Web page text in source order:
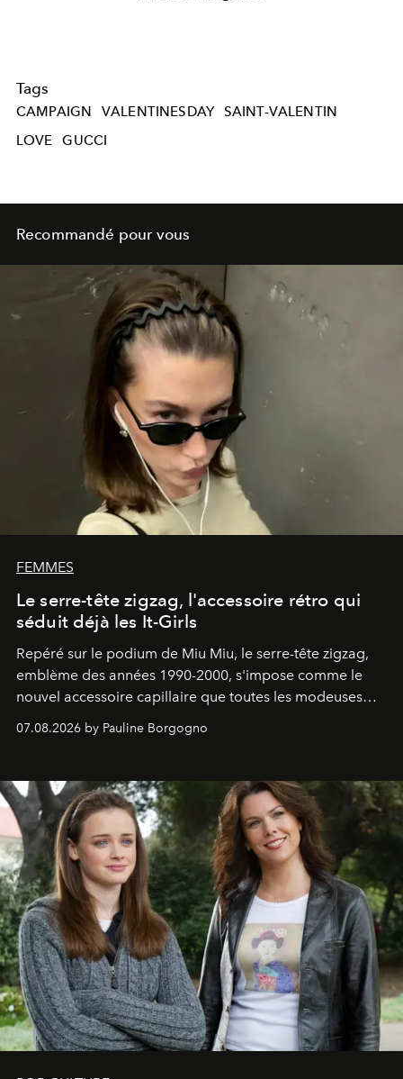
Tags
CAMPAIGN VALENTINESDAY
SAINT-VALENTIN
LOVE
GUCCI
Recommandé pour vous
FEMMES
Le serre-tête zigzag, l'accessoire rétro qui
séduit déjà les It-Girls
Repéré sur le podium de Miu Miu, le serre-tête zigzag,
emblème des années 1990-2000, s'impose comme le
nouvel accessoire capillaire que toutes les modeuses
s'arrachent déjà.
07.08.2026 by Pauline Borgogno